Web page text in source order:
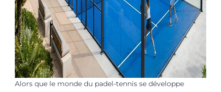
Alors que le monde du padel-tennis se développe